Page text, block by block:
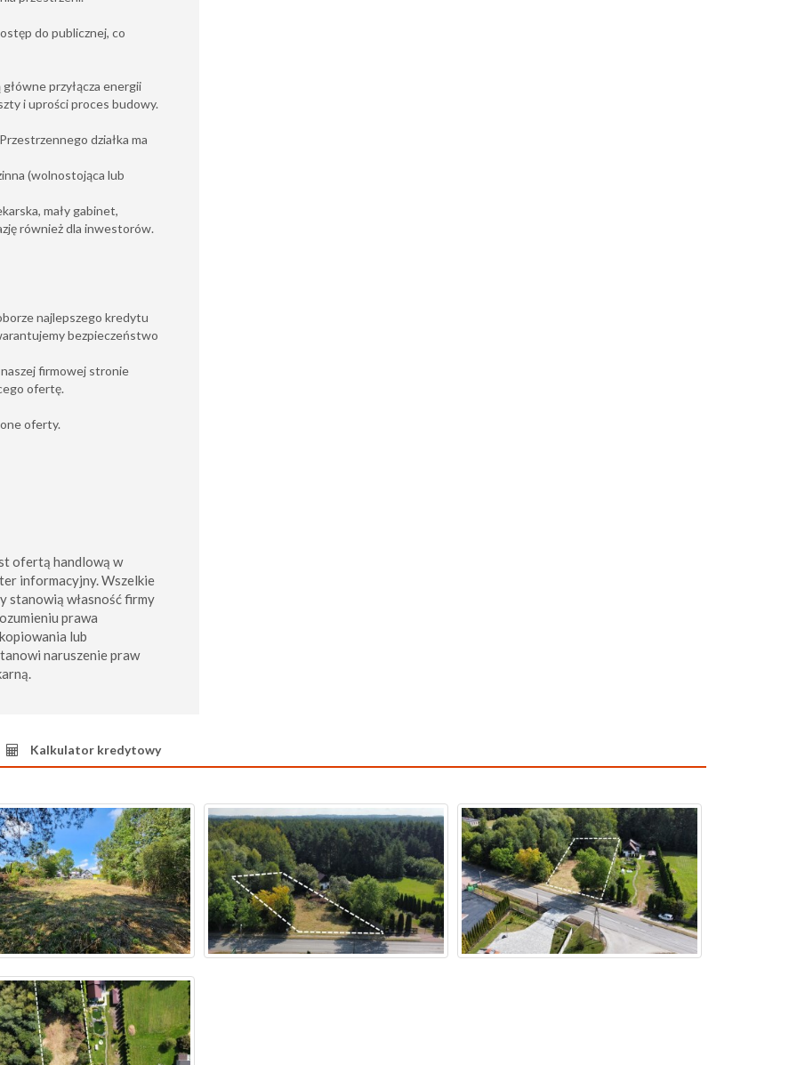
do publicznej, co
przyłącza energii
i uprości proces budowy.
działka ma
(wolnostojąca lub
mały gabinet,
również dla inwestorów.
najlepszego kredytu
bezpieczeństwo
firmowej stronie
ofertę.
oferty.
ofertą handlową w
informacyjny. Wszelkie
stanowią własność firmy
prawa
lub
naruszenie praw
Kalkulator kredytowy